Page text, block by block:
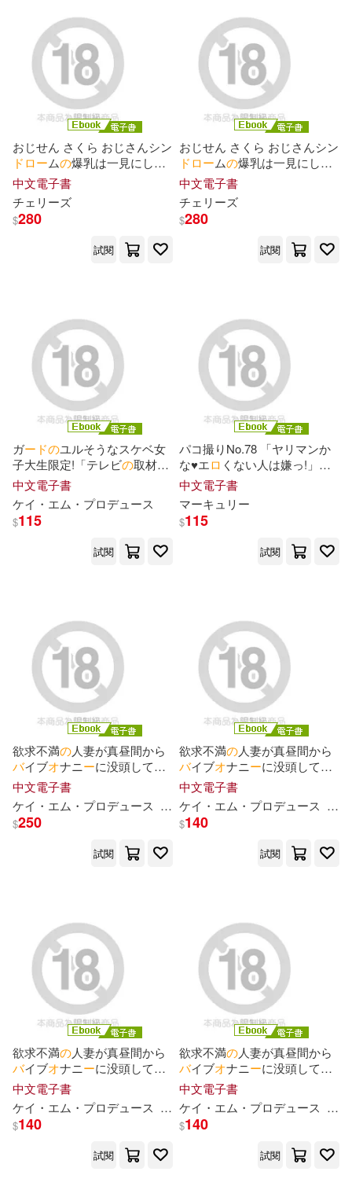
長賴(2)
雨傘ヒョウゴ(2) 雨川透子(2)
青季ふゆ(2)
鬼ノ城ミヤ(2) 魚山ケイジ(2)
麦うさぎ(2) 黑柾志西(2)
3pu(1)
BANDAI NAMCO Entertainment In
CODE GEASS 反叛的魯路修系列/
Darkmaya(1) Dermar(1)
Flugel(1)
Hobby JAPAN/協力(1)
J.K. ローリング(1) KeG(1)
MARCHEN工作室(1)
MAX-A(1) Mikura(1)
Murayoshi Masayuki(1)
Nao(1)
Reila-puna.RIE(1)
Robinson Haruhara(1)
SS-Paradise(1)
SS-Paradise nude(1)
SUNRISE/企畫(1) TAa等(1)
bitbank股份有限公司(1)
おじせん さくら おじさんシン
ドロームの爆乳は一見にしか
ず!オジ狂いJK Episode.03 (電
子書)
中文電子書
チェリ ーズ
$280
試閱
おじせん さくら おじさんシン
ドロームの爆乳は一見にしか
ず!オジ狂いJK Episode.01 (電
子書)
中文電子書
チェリ ーズ
$280
試閱
ガー ドのユルそうなスケベ女
子大生限定!「テレビの取材
で…」と声をかけ、Hな質問
攻めでそ の 気になった現役JD
は友達がいるにも関わらず羞
恥固定
中文電子書
ケイ・エム・プロデュ ース
$115
試閱
パコ撮りNo.78 「ヤリマンか
な♥エロ くない人は嫌っ!」と
いうシャワ
し始めちゃう
ルJ● ナマ挿入を「ま、いっか
♪」って受け入れた
中文電子書
マーキュリ ー
$115
試閱
欲求不満の人妻が真昼間から
バイブオナニーに没頭してい
ると突然バ
るハプニング発生!! 完全版 (電
子書)
中文電子書
ケイ・エム・プロデュ ース 森日向子 百瀬あすか 美波こづえ
$250
試閱
欲求不満の人妻が真昼間から
バイブオナニーに没頭してい
ると突然バ
るハプニング発生!! Vol.03 (電
子書)
中文電子書
ケイ・エム・プロデュ ース 森
$140
試閱
欲求不満の人妻が真昼間から
バイブオナニーに没頭してい
ると突然バ
るハプニング発生!! Vol.02 (電
子書)
中文電子書
ケイ・エム・プロデュ ース 森日向子 百瀬あすか 美波こづえ
$140
試閱
欲求不満の人妻が真昼間から
バイブオナニーに没頭してい
ると突然バ
るハプニング発生!! Vol.01 (電
子書)
中文電子書
ケイ・エム・プロデュ ース 森
$140
試閱